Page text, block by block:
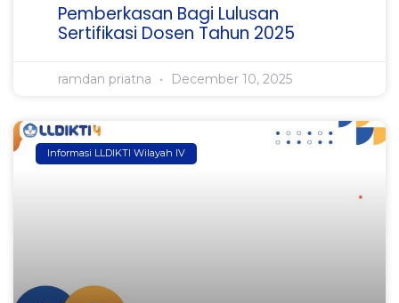
Pemberkasan Bagi Lulusan
Sertifikasi Dosen Tahun 2025
ramdan priatna December 10, 2025
Informasi LLDIKTI Wilayah IV